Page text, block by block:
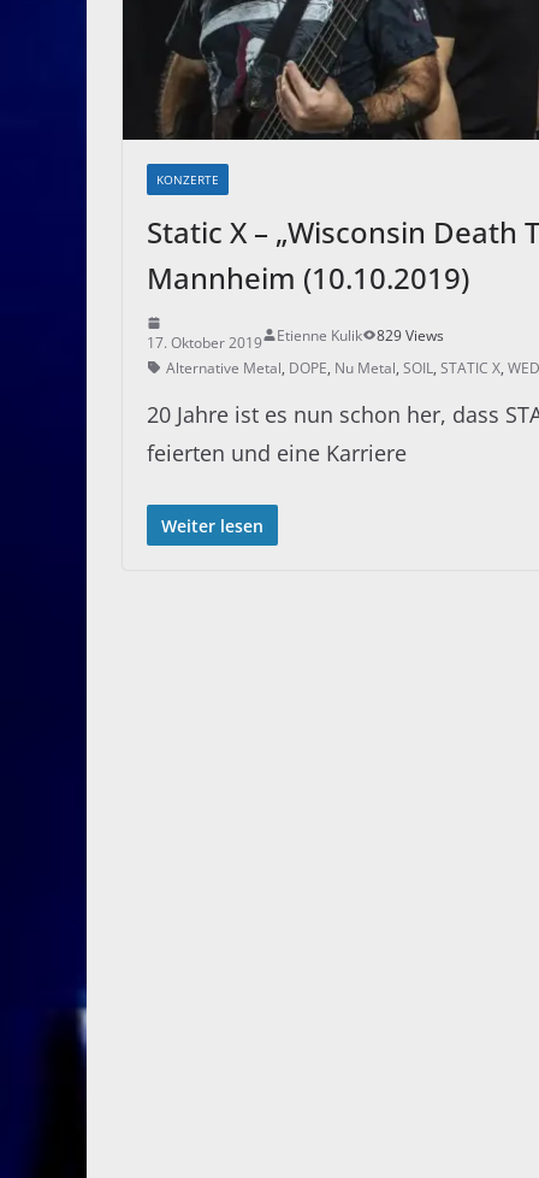
KONZERTE
Static X – „Wisconsin Death
Mannheim (10.10.2019)
17. Oktober 2019 Etienne Kulik
829 Views
Alternative Metal, DOPE, Nu Metal, SOIL, STATIC X,
20 Jahre ist es nun schon her, dass
feierten und eine Karriere
Weiter lesen